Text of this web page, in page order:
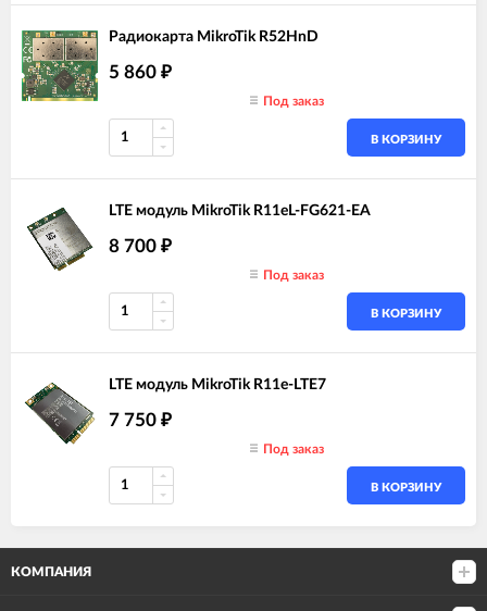
Радиокарта MikroTik R52HnD
5 860 ₽
Под заказ
В КОРЗИНУ
LTE модуль MikroTik R11eL-FG621-EA
8 700 ₽
Под заказ
В КОРЗИНУ
LTE модуль MikroTik R11e-LTE7
7 750 ₽
Под заказ
В КОРЗИНУ
КОМПАНИЯ